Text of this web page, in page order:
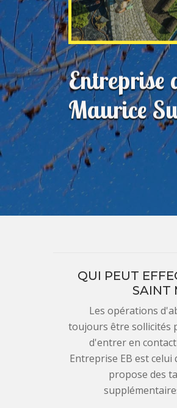
Entreprise
Maurice
QUI PEUT
SAINT
Les opérations
toujours être sollicités
d'entrer en
Entreprise EB est
propose des